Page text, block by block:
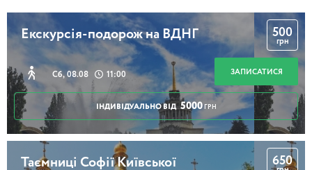
Екскурсія-подорож на ВДНГ
Сб, 08.08 11:00
500
грн
ЗАПИСАТИСЯ
ІНДИВІДУАЛЬНО ВІД 5000 ГРН
Таємниці Софії Київської 650